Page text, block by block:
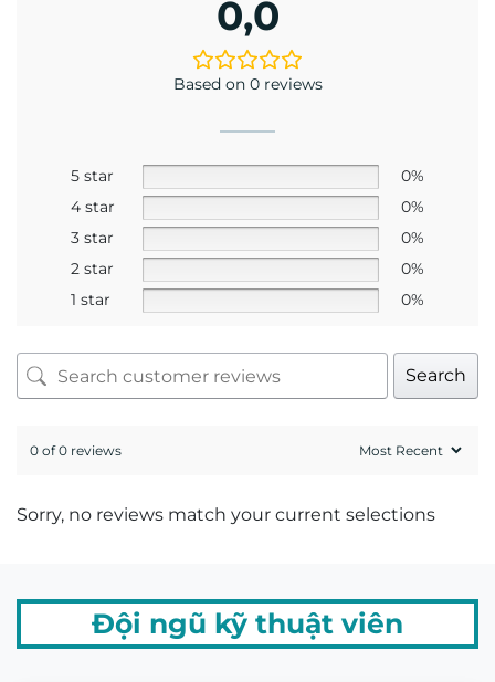
Mr. Hứa Hoàng Khải
20 năm kinh nghiệm về đo khúc xạ và mài lắp